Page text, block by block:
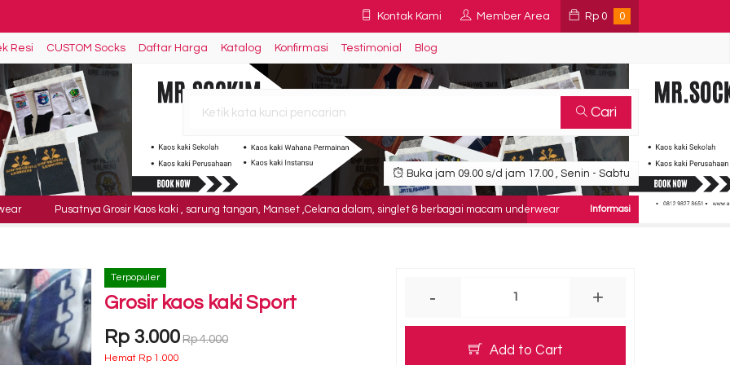
Kaki (cewek)
Merawat Kaos Kaki
Kontak Kami Member Area Rp 0 0
Resi CUSTOM Socks Daftar Harga Katalog Konfirmasi Testimonial Blog
Cari
Buka jam 09.00 s/d jam 17.00 , Senin - Sabtu
Pusatnya Grosir Kaos kaki , sarung tangan, Manset ,Celana dalam, singlet & berbagai macam underwear
Terpopuler
Grosir kaos kaki Sport
Rp 3.000 Rp 4.000
Hemat Rp 1.000
- +
Add to Cart